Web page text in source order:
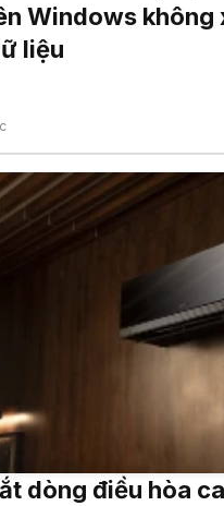
Windows không
liệu
dòng điều hòa